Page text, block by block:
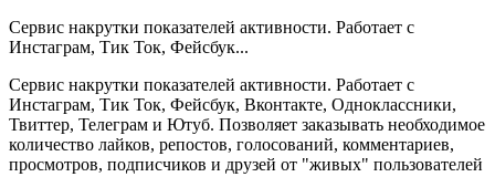
Сервис накрутки показателей активности. Работает с
Инстаграм, Тик Ток, Фейсбук...
Сервис накрутки показателей активности. Работает с
Инстаграм, Тик Ток, Фейсбук, Вконтакте, Одноклассники,
Твиттер, Телеграм и Ютуб. Позволяет заказывать необходимое
количество лайков, репостов, голосований, комментариев,
просмотров, подписчиков и друзей от "живых" пользователей